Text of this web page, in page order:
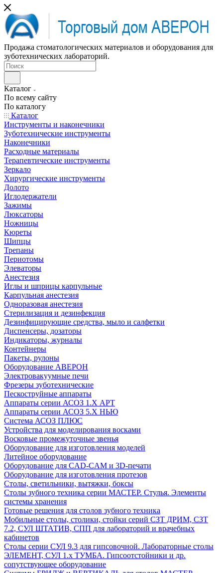
Продажа стоматологических материалов и оборудования для
зуботехнических лабораторий.
Каталог
По всему сайту
По каталогу
Каталог
Инструменты и наконечники
Зуботехнические инструменты
Наконечники
Расходные материалы
Терапевтические инструменты
Зеркало
Хирургические инструменты
Долото
Иглодержатели
Зажимы
Люксаторы
Ножницы
Кюреты
Шипцы
Трепаны
Периотомы
Элеваторы
Анестезия
Иглы и шприцы карпульные
Карпульная анестезия
Одноразовая анестезия
Стерилизация и дезинфекция
Дезинфицирующие средства, мыло и салфетки
Диспенсеры, дозаторы
Индикаторы, журналы
Контейнеры
Пакеты, рулоны
Оборудование АВЕРОН
Электровакуумные печи
Фрезеры зуботехнические
Пескоструйные аппараты
Аппараты серии АСОЗ 1.Х АРТ
Аппараты серии АСОЗ 5.Х НЬЮ
Система АСОЗ ПЛЮС
Устройства для моделирования восками
Восковые промежуточные звенья
Оборудование для изготовления моделей
Литейное оборудование
Оборудование для CAD-CAM и 3D-печати
Оборудование для изготовления протезов
Cтолы, светильники, вытяжки, боксы
Столы зубного техника серии МАСТЕР. Стулья. Элементы
системы хранения
Готовые решения для столов зубного техника
Мобильные столы, столики, стойки серий СЗТ ДРИМ, СЗТ
7.2, СУЛ ШТАТИВ, СПП для лабораторий и врачебных
кабинетов
Столы серии СУЛ 9.3 для гипсовочной. Лабораторные столы
ЭЛЕМЕНТ, СУЛ 1.х ТУМБА. Гипсоотстойники и др.
сопутствующее оборудование